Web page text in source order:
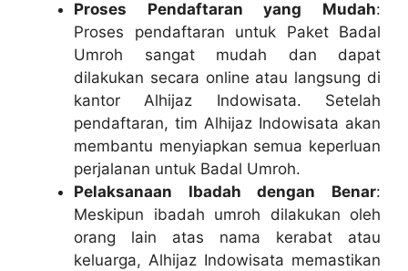
Proses Pendaftaran yang Mudah:
Proses pendaftaran untuk Paket Badal
Umroh sangat mudah dan dapat
dilakukan secara online atau langsung di
kantor Alhijaz Indowisata. Setelah
pendaftaran, tim Alhijaz Indowisata akan
membantu menyiapkan semua keperluan
perjalanan untuk Badal Umroh.
Pelaksanaan Ibadah dengan Benar:
Meskipun ibadah umroh dilakukan oleh
orang lain atas nama kerabat atau
keluarga, Alhijaz Indowisata memastikan